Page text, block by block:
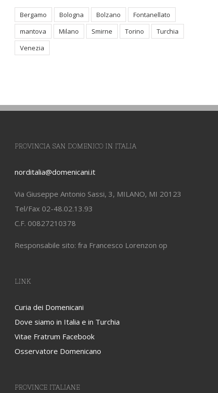
Bergamo Bologna Bolzano
Fontanellato
mantova
Milano Smirne Torino
Turchia
Venezia
PROVINCIA SAN DOMENICO IN ITALIA
norditalia@domenicani.it
Via Giuseppe Antonio Sassi, 3, MILANO, MI 20123
Tel/Fax 02-48.02.13.93
C.F. 00827210378
Responsabile sito: fra Francesco Lorenzon op
LINK
Curia dei Domenicani
Dove siamo in Italia e in Turchia
Vitae Fratrum Facebook
Osservatore Domenicano
PROVINCE ITALIANE